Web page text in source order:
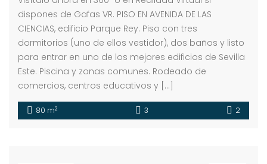
dispones de Gafas VR. PISO EN AVENIDA DE LAS
CIENCIAS, edificio Parque Rey. Piso con tres
dormitorios (uno de ellos vestidor), dos baños y listo
para entrar en uno de los mejores edificios de Sevilla
Este. Piscina y zonas comunes. Rodeado de
comercios, centros educativos y […]
80 m2 3 2